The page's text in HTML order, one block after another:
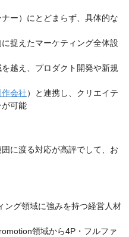
ー）にとどまらず、具体的な
捉えたマーケティング全体設
越え、プロダクト開発や新規
会社）と連携し、クリエイテ
が可能
に渡る対応が高評でして、お
ング領域に強みを持つ経営人材
領域から4P・フルファ